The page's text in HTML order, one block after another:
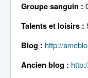
Groupe sanguin :
Talents et loisirs :
Blog : http://
Ancien blog :